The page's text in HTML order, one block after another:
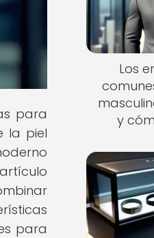
para
la piel
para
Los
y